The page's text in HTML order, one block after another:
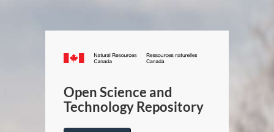
Canada.ca
/
Canada
Open Science and
Technology Repository